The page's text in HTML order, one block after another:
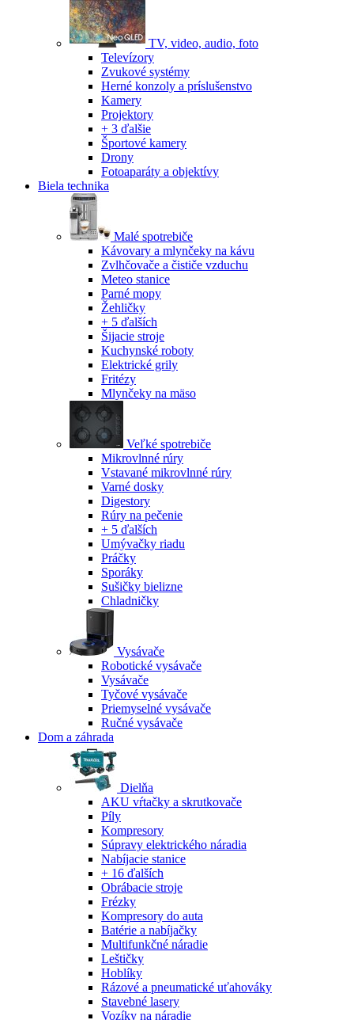
TV, video, audio, foto
Televízory
Zvukové systémy
Herné konzoly a príslušenstvo
Kamery
Projektory
+ 3 ďalšie
Športové kamery
Drony
Fotoaparáty a objektívy
Biela technika
Malé spotrebiče
Kávovary a mlynčeky na kávu
Zvlhčovače a čističe vzduchu
Meteo stanice
Parné mopy
Žehličky
+ 5 ďalších
Šijacie stroje
Kuchynské roboty
Elektrické grily
Fritézy
Mlynčeky na mäso
Veľké spotrebiče
Mikrovlnné rúry
Vstavané mikrovlnné rúry
Varné dosky
Digestory
Rúry na pečenie
+ 5 ďalších
Umývačky riadu
Práčky
Sporáky
Sušičky bielizne
Chladničky
Vysávače
Robotické vysávače
Vysávače
Tyčové vysávače
Priemyselné vysávače
Ručné vysávače
Dom a záhrada
Dielňa
AKU vŕtačky a skrutkovače
Píly
Kompresory
Súpravy elektrického náradia
Nabíjacie stanice
+ 16 ďalších
Obrábacie stroje
Frézky
Kompresory do auta
Batérie a nabíjačky
Multifunkčné náradie
Leštičky
Hoblíky
Rázové a pneumatické uťahováky
Stavebné lasery
Vozíky na náradie